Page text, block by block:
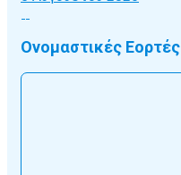
Ονομαστικές Εορτές